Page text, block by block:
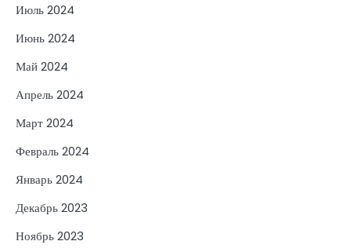
Июль 2024
Июнь 2024
Май 2024
Апрель 2024
Март 2024
Февраль 2024
Январь 2024
Декабрь 2023
Ноябрь 2023